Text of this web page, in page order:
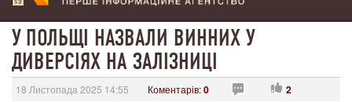
У ПОЛЬЩІ НАЗВАЛИ ВИННИХ У
ДИВЕРСІЯХ НА ЗАЛІЗНИЦІ
18 Листопада 2025 14:55 Коментарів:0 2